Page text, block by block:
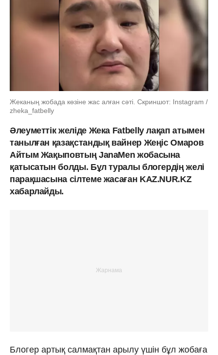
Жеканың жобада көзіне жас алған сәті. Скриншот: Instagram /
zheka_fatbelly
Әлеуметтік желіде Жека Fatbelly лақап атымен
танылған қазақстандық вайнер Жеңіс Омаров
Айтым Жақыповтың JanaMen жобасына
қатысатын болды. Бұл туралы блогердің желі
парақшасына сілтеме жасаған KAZ.NUR.KZ
хабарлайды.
Блогер артық салмақтан арылу үшін бұл жобаға